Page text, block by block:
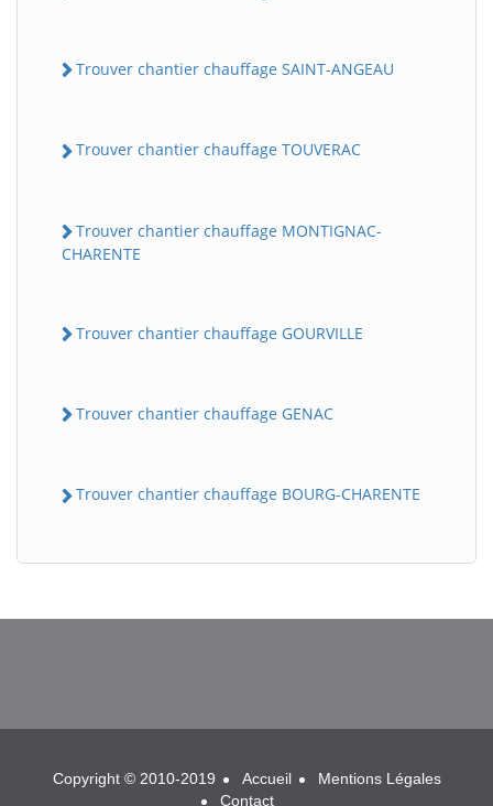
Trouver chantier chauffage SAINT-ANGEAU
Trouver chantier chauffage TOUVERAC
Trouver chantier chauffage MONTIGNAC-
CHARENTE
Trouver chantier chauffage GOURVILLE
Trouver chantier chauffage GENAC
Trouver chantier chauffage BOURG-CHARENTE
BatiWebPro
Copyright © 2010-2019 Accueil
Mentions Légales
Contact